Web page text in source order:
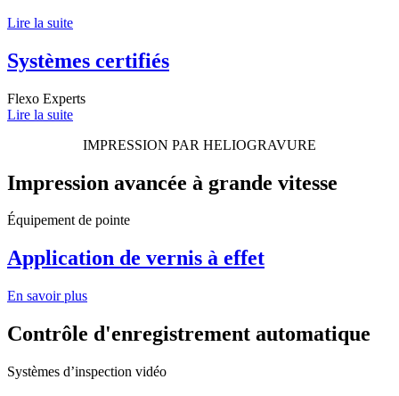
Lire la suite
Systèmes certifiés
Flexo Experts
Lire la suite
IMPRESSION PAR HELIOGRAVURE
Impression avancée à grande vitesse
Équipement de pointe
Application de vernis à effet
En savoir plus
Contrôle d'enregistrement automatique
Systèmes d’inspection vidéo